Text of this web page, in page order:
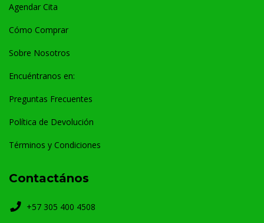
Agendar Cita
Cómo Comprar
Sobre Nosotros
Encuéntranos en:
Preguntas Frecuentes
Política de Devolución
Términos y Condiciones
Contactános
+57 305 400 4508